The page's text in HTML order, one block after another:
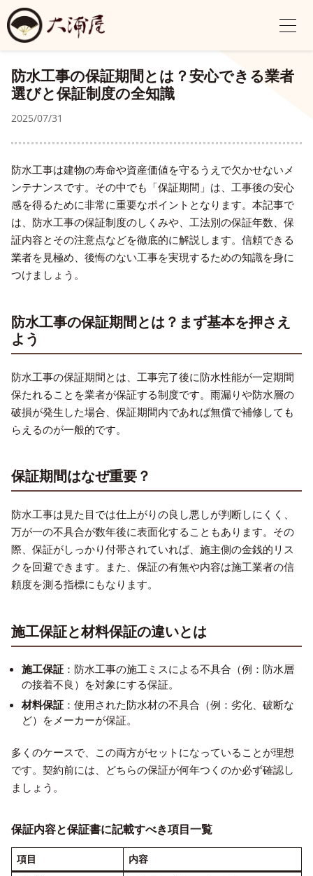
防水工事の保証期間とは？安心できる業者
選びと保証制度の全知識
2025/07/31
防水工事は建物の寿命や資産価値を守るうえで欠かせないメ
ンテナンスです。その中でも「保証期間」は、工事後の安心
感を得るために非常に重要なポイントとなります。本記事で
は、防水工事の保証制度のしくみや、工法別の保証年数、保
証内容とその注意点などを徹底的に解説します。信頼できる
業者を見極め、後悔のない工事を実現するための知識を身に
つけましょう。
防水工事の保証期間とは？まず基本を押さえ
よう
防水工事の保証期間とは、工事完了後に防水性能が一定期間
保たれることを業者が保証する制度です。雨漏りや防水層の
破損が発生した場合、保証期間内であれば無償で補修しても
らえるのが一般的です。
保証期間はなぜ重要？
防水工事は見た目では仕上がりの良し悪しが判断しにくく、
万が一の不具合が数年後に表面化することもあります。その
際、保証がしっかり付帯されていれば、施主側の金銭的リス
クを回避できます。また、保証の有無や内容は施工業者の信
頼度を測る指標にもなります。
施工保証と材料保証の違いとは
施工保証 ：防水工事の施工ミスによる不具合（例：防水層
の接着不良）を対象にする保証。
材料保証 ：使用された防水材の不具合（例：劣化、破断な
ど）をメーカーが保証。
多くのケースで、この両方がセットになっていることが理想
です。契約前には、どちらの保証が何年つくのか必ず確認し
ましょう。
保証内容と保証書に記載すべき項目一覧
項目
内容